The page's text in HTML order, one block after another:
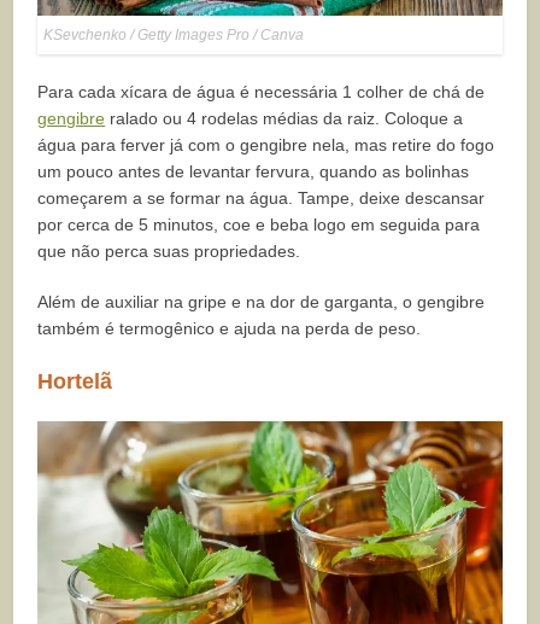
KSevchenko / Getty Images Pro / Canva
Para cada xícara de água é necessária 1 colher de chá de
gengibre ralado ou 4 rodelas médias da raiz. Coloque a
água para ferver já com o gengibre nela, mas retire do fogo
um pouco antes de levantar fervura, quando as bolinhas
começarem a se formar na água. Tampe, deixe descansar
por cerca de 5 minutos, coe e beba logo em seguida para
que não perca suas propriedades.
Além de auxiliar na gripe e na dor de garganta, o gengibre
também é termogênico e ajuda na perda de peso.
Hortelã